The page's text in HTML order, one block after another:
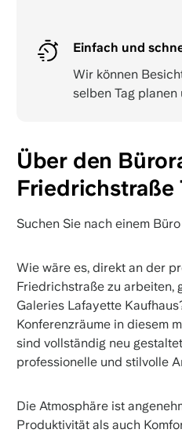
Einfach und
Wir können
selben Tag
Über den
Friedrichstraße
Suchen Sie nach einem
Wie wäre es, direkt an der
Friedrichstraße zu arbeiten,
Galeries Lafayette
Konferenzräume in diesem
sind vollständig neu
professionelle und stilvolle
Die Atmosphäre ist
Produktivität als auch